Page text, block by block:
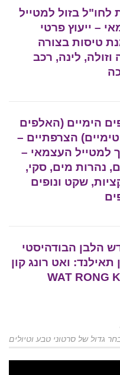
לחו"ל בזול למטייל
– ייעוץ פרטי
טיסות בצורה
לינה, רכב
הימיים (האלפים
הצרפתיים –
למטייל העצמאי –
נהרות מים, סקי,
שקט ונופים
הלבן הבודהיסטי
תאילנד: ואט רונג קון
WAT RONG
גדול של סרטוני טבע וטיולים